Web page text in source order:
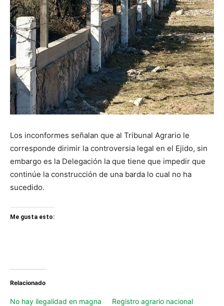
Los inconformes señalan que al Tribunal Agrario le
corresponde dirimir la controversia legal en el Ejido, sin
embargo es la Delegación la que tiene que impedir que
continúe la construcción de una barda lo cual no ha
sucedido.
Me gusta esto:
Relacionado
No hay ilegalidad en magna
Registro agrario nacional